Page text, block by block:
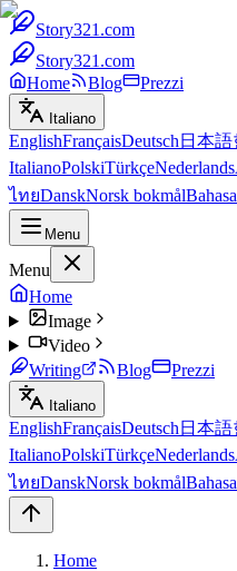
Story321.com
Story321.com
Home
Blog Prezzi
Italiano
EnglishFrançaisDeutsch 日本語
ItalianoPolskiTürkçeNederlands
ไทยDanskNorsk bokmål
Menu
Menu
Home
Image
Video
Writing
Blog Prezzi
Italiano
EnglishFrançaisDeutsch 日本語
ItalianoPolskiTürkçeNederlands
ไทยDanskNorsk bokmål
Home